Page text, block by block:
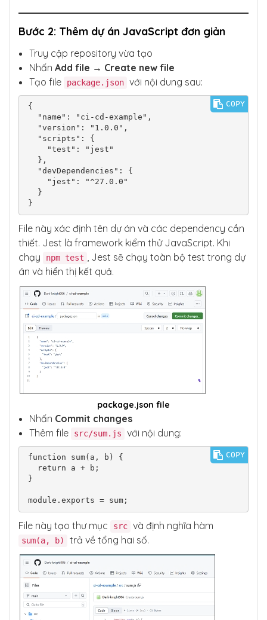
Bước 2: Thêm dự án JavaScript đơn giản
Truy cập repository vừa tạo
Nhấn Add file → Create new file
Tạo file
package.json với nội dung sau:
{
COPY
File này xác định tên dự án và các dependency cần
thiết. Jest là framework kiểm thử JavaScript. Khi
chạy
npm test
, Jest sẽ chạy toàn bộ test trong dự
án và hiển thị kết quả.
package.json file
Nhấn Commit changes
Thêm file
src/sum.js với nội dung:
function sum(a, b) {
}
COPY
File này tạo thư mục src và định nghĩa hàm
sum(a, b) trả về tổng hai số.